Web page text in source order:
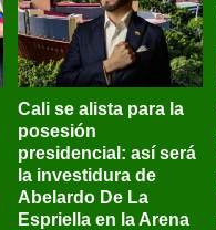
Cali se alista para la
posesión
presidencial: así será
la investidura de
Abelardo De La
Espriella en la Arena